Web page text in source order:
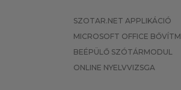
SZOTAR.NET APPLIKÁCIÓ
MICROSOFT OFFICE
BEÉPÜLŐ SZÓTÁRMODUL
ONLINE NYELVVIZSGA